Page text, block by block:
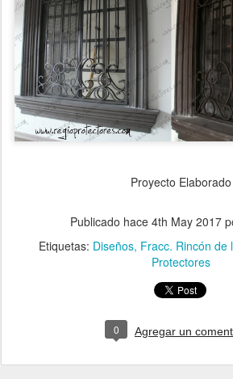
Proyecto Elaborado
Publicado hace 4th May 2017
Etiquetas: Diseños Fracc. Rincón de
Protectores
0 Agregar un